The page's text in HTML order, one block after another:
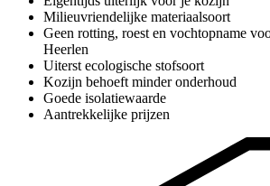
Milieuvriendelijke materiaalsoort
Geen rotting, roest en vochtopname
Heerlen
Uiterst ecologische stofsoort
Kozijn behoeft minder onderhoud
Goede isolatiewaarde
Aantrekkelijke prijzen